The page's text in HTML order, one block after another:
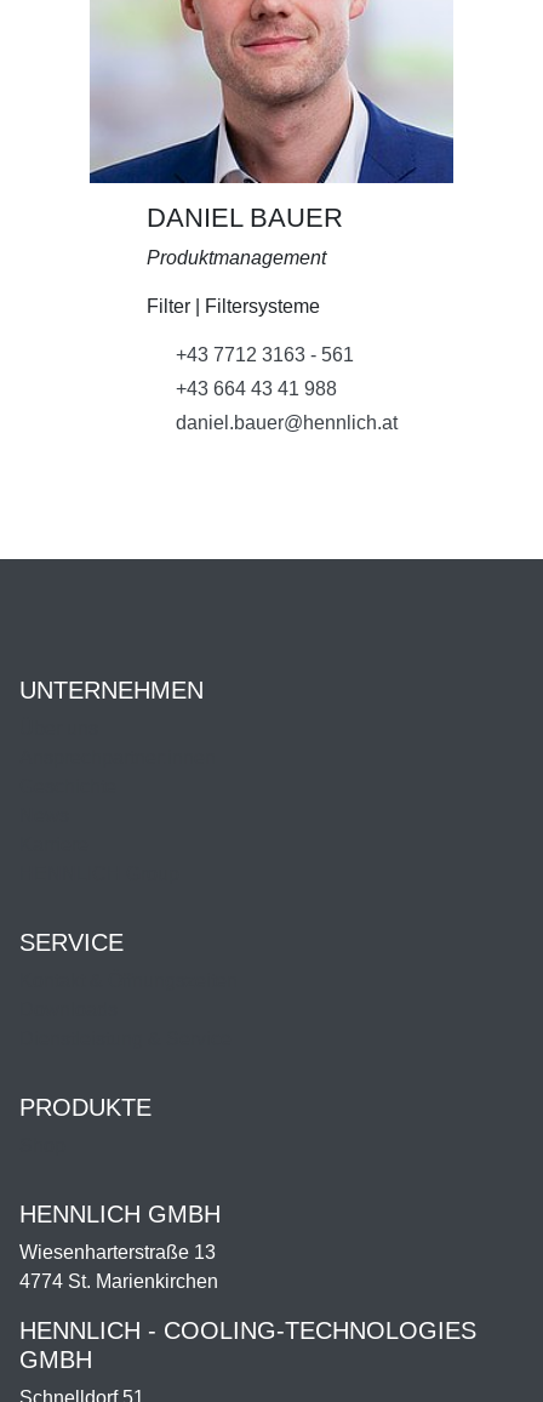
DANIEL BAUER
Produktmanagement
Filter | Filtersysteme
+43 7712 3163 - 561
+43 664 43 41 988
daniel.bauer@hennlich.at
UNTERNEHMEN
SERVICE
PRODUKTE
HENNLICH GMBH
Wiesenharterstraße 13
4774 St. Marienkirchen
HENNLICH - COOLING-TECHNOLOGIES
GMBH
Schnelldorf 51